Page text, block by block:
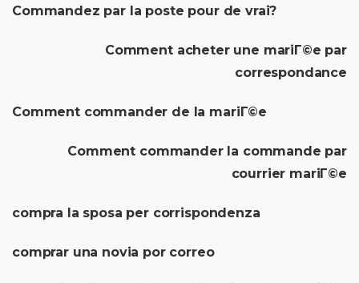
Commandez par la poste pour de vrai?
Comment acheter une mariГ©e par
correspondance
Comment commander de la mariГ©e
Comment commander la commande par
courrier mariГ©e
compra la sposa per corrispondenza
comprar una novia por correo